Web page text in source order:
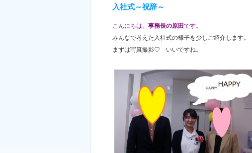
入社式～祝辞～
こんにちは。 事務長の原田です。
みんなで考えた入社式の様子を少しご紹介します。
まずは写真撮影♡ いいですね。